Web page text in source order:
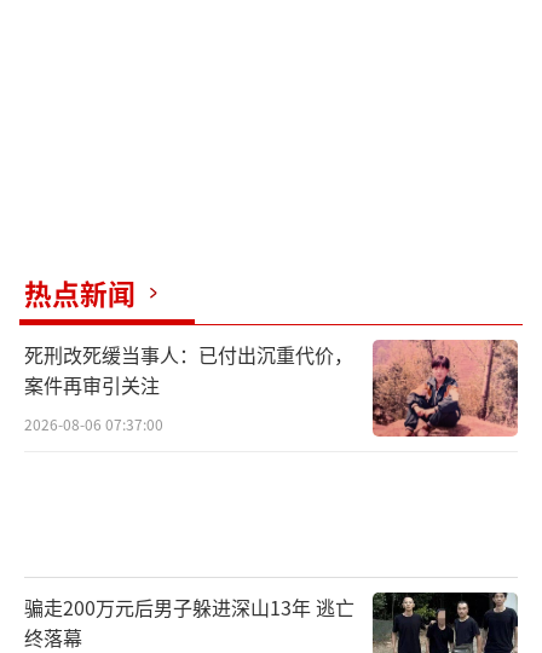
热点新闻
死刑改死缓当事人：已付出沉重代价，
案件再审引关注
2026-08-06 07:37:00
骗走200万元后男子躲进深山13年 逃亡
终落幕